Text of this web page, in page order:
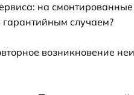
Fujitsu Primergy RX2560 M2
M2
накопителя Fujitsu
на
гарантийным случаем?
возникновение